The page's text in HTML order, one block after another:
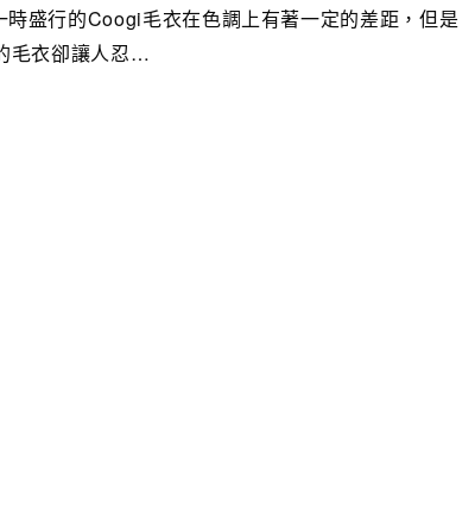
盛行的Coogi毛衣在色調上有著一定的差距，但是
毛衣卻讓人忍…